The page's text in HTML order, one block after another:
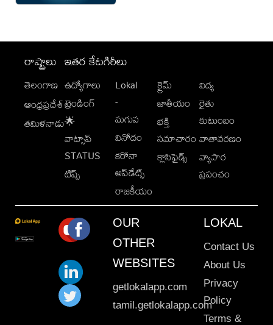
రాష్ట్రాలు
తెలంగాణ
ఆంధ్రప్రదేశ్
తమిళనాడు
ఇతర కేటగిరీలు
ఉద్యోగాలు
ట్రెండింగ్
🌟
వాట్సాప్
STATUS
టిప్స్
Lokal
-
మగువ
వినోదం
కరోనా
అప్‌డేట్స్
రాజకీయం
క్రైమ్
జాతీయం
భక్తి
సమాచారం
క్లాసిఫైడ్స్
విద్య
రైతు
కుటుంబం
వాతావరణం
వ్యాపార
ప్రపంచం
OUR
OTHER
WEBSITES
getlokalapp.com
tamil.getlokalapp.com
LOKAL
Contact Us
About Us
Privacy
Policy
Terms &